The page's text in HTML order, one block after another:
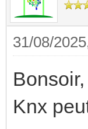
31/08/
Bonsoir,
Knx